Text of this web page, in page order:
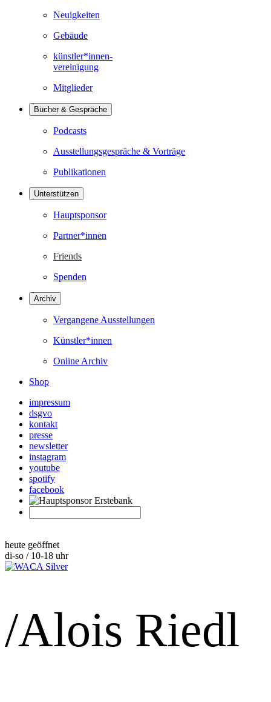
Neuigkeiten
Gebäude
künstler*innen-
vereinigung
Mitglieder
Bücher & Gespräche
Podcasts
Ausstellungsgespräche & Vorträge
Publikationen
Unterstützen
Hauptsponsor
Partner*innen
Friends
Spenden
Archiv
Vergangene Ausstellungen
Künstler*innen
Online Archiv
Shop
impressum
dsgvo
kontakt
presse
newsletter
instagram
youtube
spotify
facebook
heute geöffnet
di-so / 10-18 uhr
/Alois Riedl